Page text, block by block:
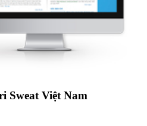
Sweat Việt Nam